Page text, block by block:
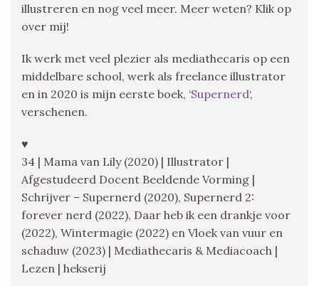
illustreren en nog veel meer. Meer weten? Klik op
over mij!
Ik werk met veel plezier als mediathecaris op een
middelbare school, werk als freelance illustrator
en in 2020 is mijn eerste boek, ‘Supernerd‘,
verschenen.
♥
34 | Mama van Lily (2020) | Illustrator |
Afgestudeerd Docent Beeldende Vorming |
Schrijver – Supernerd (2020), Supernerd 2:
forever nerd (2022), Daar heb ik een drankje voor
(2022), Wintermagie (2022) en Vloek van vuur en
schaduw (2023) | Mediathecaris & Mediacoach |
Lezen | hekserij